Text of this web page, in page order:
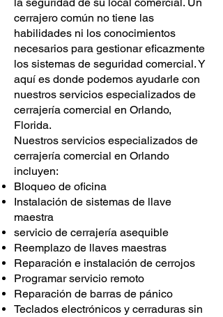
cerrajero común no tiene las
habilidades ni los conocimientos
necesarios para gestionar eficazmente
los sistemas de seguridad comercial. Y
aquí es donde podemos ayudarle con
nuestros servicios especializados de
cerrajería comercial en Orlando,
Florida.
Nuestros servicios especializados de
cerrajería comercial en Orlando
incluyen:
Bloqueo de oficina
Instalación de sistemas de llave
maestra
servicio de cerrajería asequible
Reemplazo de llaves maestras
Reparación e instalación de cerrojos
Programar servicio remoto
Reparación de barras de pánico
Teclados electrónicos y cerraduras sin